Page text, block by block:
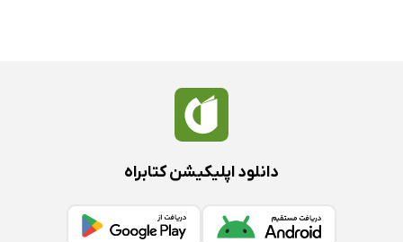
دانلود اپلیکیشن کتابراه